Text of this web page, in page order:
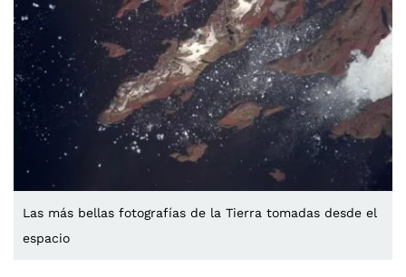
Las más bellas fotografías de la Tierra tomadas desde el
espacio